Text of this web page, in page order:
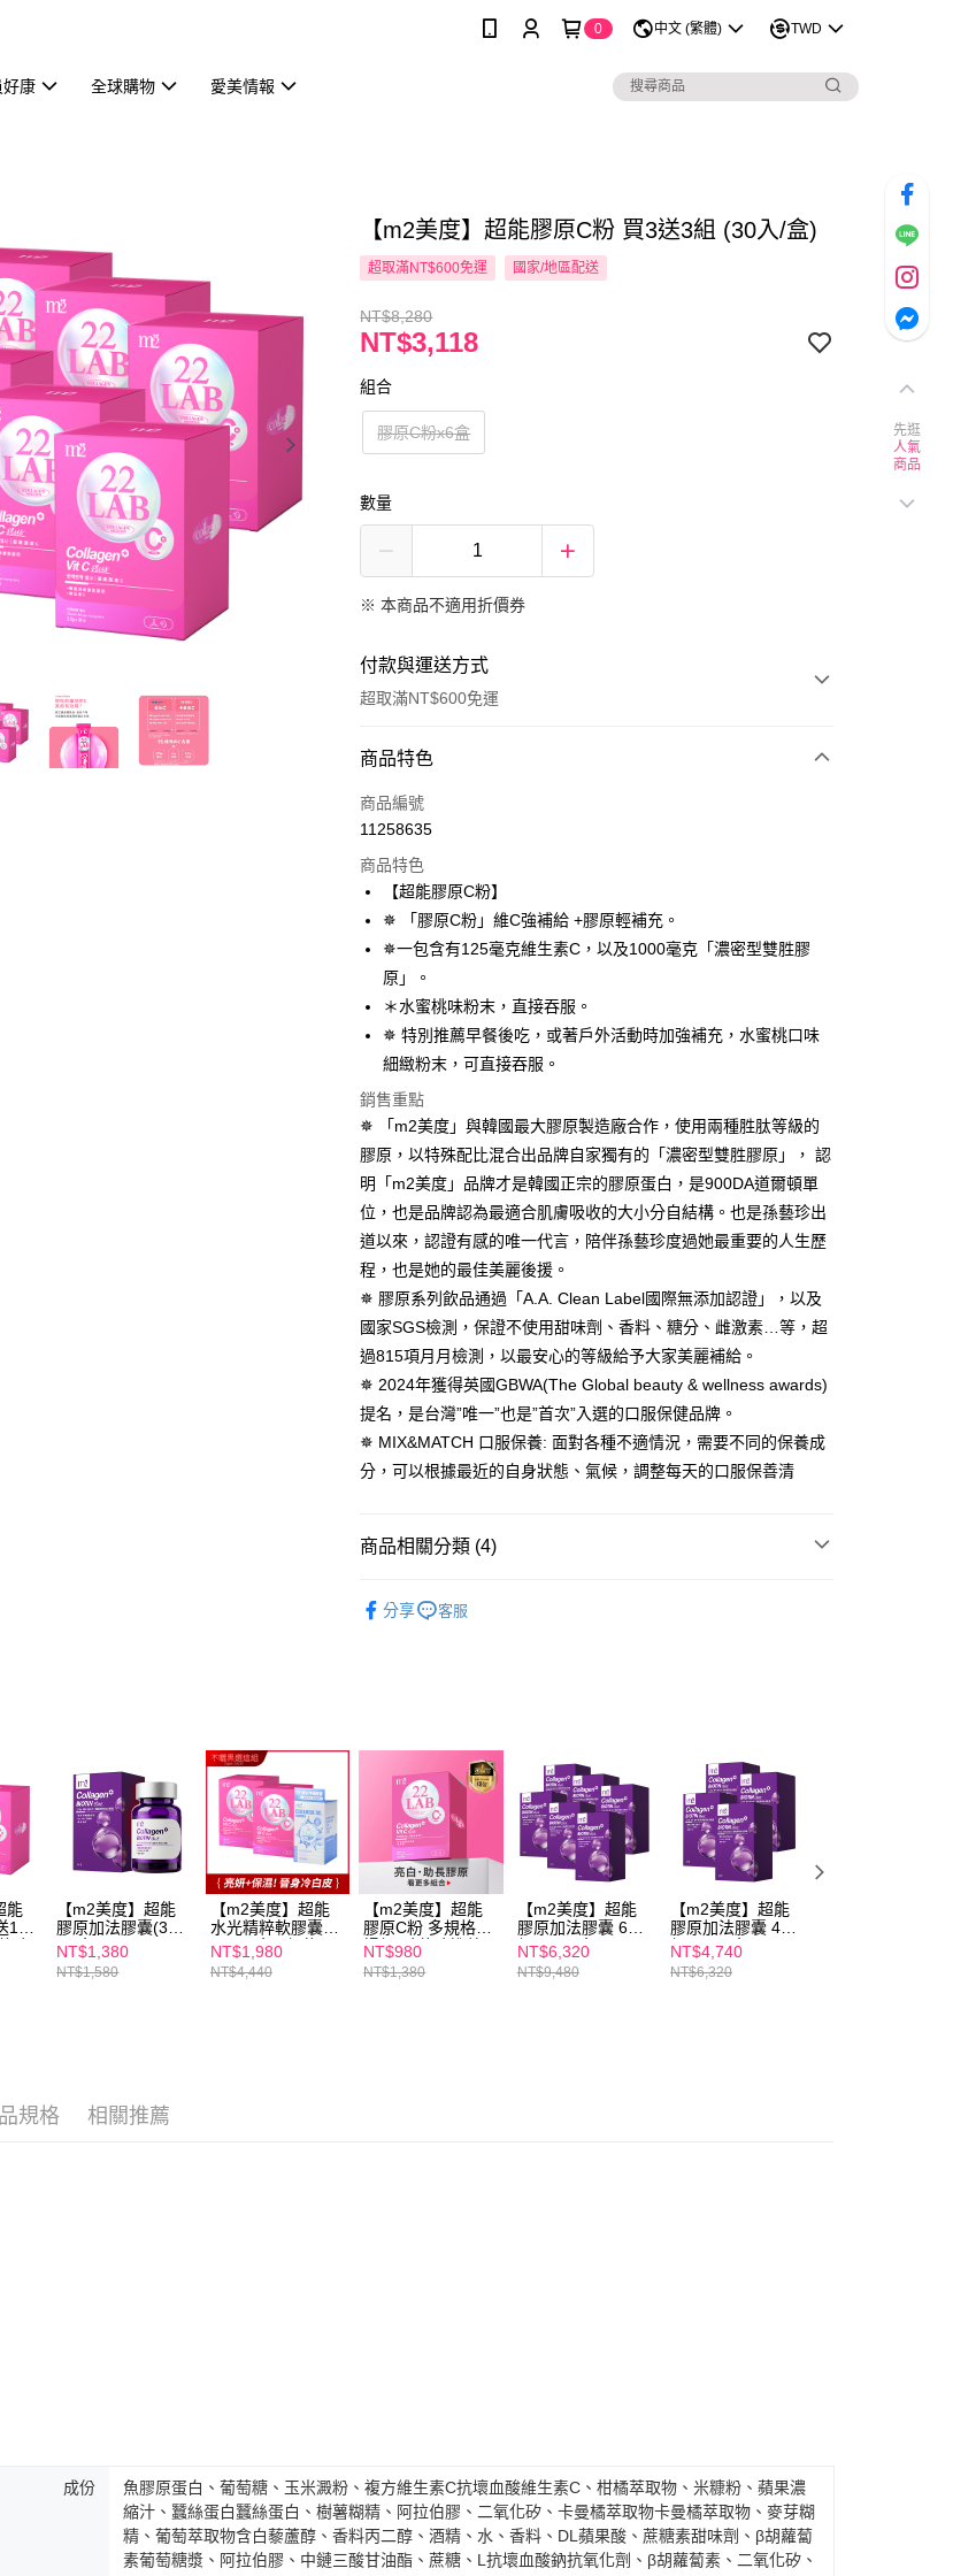
0 中文 (繁體) TWD
好康 全球購物 愛美情報
【m2美度】超能膠原C粉 買3送3組 (30入/盒)
超取滿NT$600免運 國家/地區配送
NT$8,280
NT$3,118
組合
膠原C粉x6盒
數量
※ 本商品不適用折價券
付款與運送方式
超取滿NT$600免運
付款方式
信用卡一次付款
3 期 0 利率 每期
合作金庫商業銀行
第一商業銀行
華南商業銀行
彰化商業銀行
國泰世華商業銀行
臺灣中小企業銀行
匯豐（台灣）商業銀行
華泰商業銀行
聯邦商業銀行
玉山商業銀行
台新國際商業銀行
中國信託商業銀行
台灣樂天信用卡公司
超商取貨付款
Apple Pay
悠遊付
Google Pay
全盈+PAY
AFTEE先享後付
相關說明
【關於「AFTEE先享後付」】
AFTEE先享後付是「在收到商品之後才付款」的支付方式。 讓您購物簡單
便利好安心！
１．簡單：不需註冊會員、不需綁卡、不需儲值。
２．便利：只要手機號碼，簡訊認證，即可結帳。
３．安心：先確認商品／服務後，再付款。
【「AFTEE先享後付」結帳流程】
１．於結帳方式選擇「AFTEE先享後付」後，將跳轉至「AFTEE先享後
２．訂單成立數日內，您將收到繳費通知簡訊。
※ 請注意：結帳手續完成當下不需立刻繳費，但若您需要取消訂單，請聯
絡購買商品的店家。未經商家同意取消之訂單仍視為有效，需透過AFTEE
※ 交易是否成功請以「AFTEE先享後付 」之結帳頁面顯示為準，若有關於
是否繳費成功／繳費後需取消欲退款等相關疑問，請聯繫「AFTEE先享後
２．關於個人資料處理事宜，請瀏覽以下網址：
https://aftee.tw/terms/#terms3
３．未成年的使用者請事先徵得法定代理人或監護人之同意方可使用
「AFTEE先享後付」，若未經同意申辦者引起之損失，本公司不負相關責
任。
４．使用「AFTEE先享後付」時，將依據個別帳號之用戶狀況，依本公司
即時審查核予不同之上限額度；若仍有額度不足之情形，本公司將視審查
結果請求用戶進行身份認證。
５．嚴禁一人註冊多個帳號或使用他人資訊註冊。若發現惡意使用之情
形，恩沛科技股份有限公司將有權停止該用戶之使用額度並採取法律行
動。
ATM付款
運送方式
全家付款取貨
每筆NT$100，滿NT$600(含以上)免運費
付款後全家取貨
萊爾富取貨付款
付款後萊爾富取貨
付款後7-11取貨
每筆NT$100，滿NT$600(含以上)免運費
宅配
每筆NT$100，滿NT$600(含以上)免運費
離島配送
每筆NT$150，滿NT$1,500(含以上)免運費
商品特色
商品編號
11258635
商品特色
【超能膠原C粉】
✵ 「膠原C粉」維C強補給 +膠原輕補充。
✵一包含有125毫克維生素C，以及1000毫克「濃密型雙胜膠
原」。
＊水蜜桃味粉末，直接吞服。
✵ 特別推薦早餐後吃，或著戶外活動時加強補充，水蜜桃口味
細緻粉末，可直接吞服。
銷售重點
✵ 「m2美度」與韓國最大膠原製造廠合作，使用兩種胜肽等級的
膠原，以特殊配比混合出品牌自家獨有的「濃密型雙胜膠原」， 認
明「m2美度」品牌才是韓國正宗的膠原蛋白，是900DA道爾頓單
位，也是品牌認為最適合肌膚吸收的大小分自結構。也是孫藝珍出
道以來，認證有感的唯一代言，陪伴孫藝珍度過她最重要的人生歷
程，也是她的最佳美麗後援。
✵ 膠原系列飲品通過「A.A. Clean Label國際無添加認證」，以及
國家SGS檢測，保證不使用甜味劑、香料、糖分、雌激素…等，超
過815項月月檢測，以最安心的等級給予大家美麗補給。
✵ 2024年獲得英國GBWA(The Global beauty & wellness awards)
提名，是台灣”唯一”也是”首次”入選的口服保健品牌。
✵ MIX&MATCH 口服保養: 面對各種不適情況，需要不同的保養成
分，可以根據最近的自身狀態、氣候，調整每天的口服保善清
商品相關分類 (4)
分享 客服
能
1組
珍
【m2美度】超能
膠原加法膠囊(30
入/盒)
NT$1,380
NT$1,580
【m2美度】超能
水光精粹軟膠囊
(24入/盒)+超能膠
原C粉(30入/盒)x2
NT$1,980
NT$4,440
【m2美度】超能
膠原C粉 多規格賣
場組-孫藝珍推薦
(30入/盒)
NT$980
NT$1,380
【m2美度】超能
膠原加法膠囊 6盒
組(30入/盒)
NT$6,320
NT$9,480
【m2美度】超能
膠原加法膠囊 4盒
組(30入/盒)
NT$4,740
NT$6,320
規格 相關推薦
成份
魚膠原蛋白、葡萄糖、玉米澱粉、複方維生素C抗壞血酸維生素C、柑橘萃取物、米糠粉、蘋果濃
縮汁、蠶絲蛋白蠶絲蛋白、樹薯糊精、阿拉伯膠、二氧化矽、卡曼橘萃取物卡曼橘萃取物、麥芽糊
精、葡萄萃取物含白藜蘆醇、香料丙二醇、酒精、水、香料、DL蘋果酸、蔗糖素甜味劑、β胡蘿蔔
素葡萄糖漿、阿拉伯膠、中鏈三酸甘油酯、蔗糖、L抗壞血酸鈉抗氧化劑、β胡蘿蔔素、二氧化矽、
先逛
人氣
商品